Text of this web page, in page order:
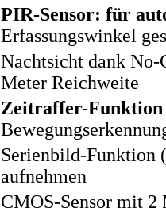
PIR-Sensor: für
Erfassungswinkel
Nachtsicht dank
Meter Reichweite
Zeitraffer-Funktion
Serienbild-Funktion
aufnehmen
CMOS-Sensor mit 2